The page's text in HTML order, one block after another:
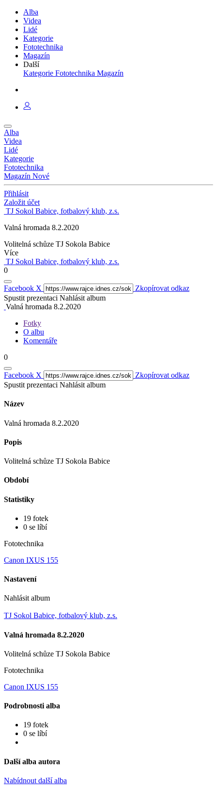
Alba
Videa
Lidé
Kategorie
Fototechnika
Magazín
Další
Kategorie Fototechnika Magazín
Alba
Videa
Lidé
Kategorie
Fototechnika
Magazín Nové
Přihlásit
Založit účet
TJ Sokol Babice, fotbalový klub, z.s.
Valná hromada 8.2.2020
Volitelná schůze TJ Sokola Babice
Více
TJ Sokol Babice, fotbalový klub, z.s.
0
Facebook X
Zkopírovat odkaz
Spustit prezentaci Nahlásit album
Valná hromada 8.2.2020
Fotky
O albu
Komentáře
0
Facebook X
Zkopírovat odkaz
Spustit prezentaci Nahlásit album
Název
Valná hromada 8.2.2020
Popis
Volitelná schůze TJ Sokola Babice
Období
Statistiky
19 fotek
0 se líbí
Fototechnika
Canon IXUS 155
Nastavení
Nahlásit album
TJ Sokol Babice, fotbalový klub, z.s.
Valná hromada 8.2.2020
Volitelná schůze TJ Sokola Babice
Fototechnika
Canon IXUS 155
Podrobnosti alba
19 fotek
0 se líbí
Další alba autora
Nabídnout další alba